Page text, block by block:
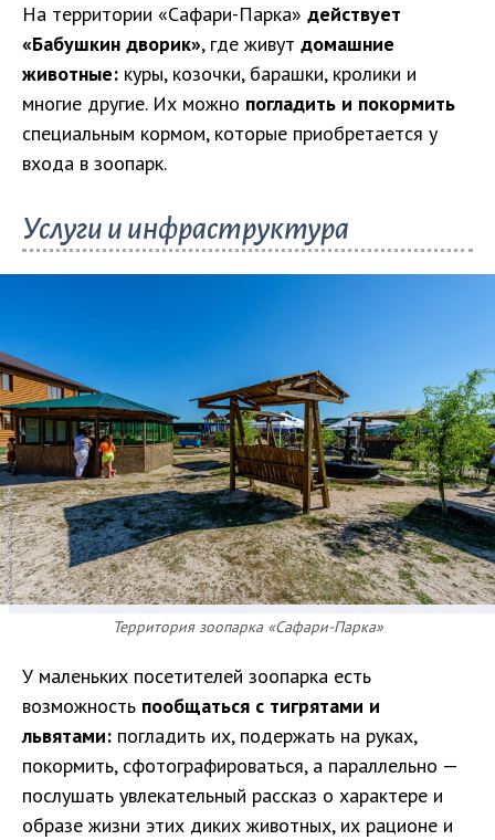
На территории «Сафари-Парка» действует
«Бабушкин дворик», где живут домашние
животные: куры, козочки, барашки, кролики и
многие другие. Их можно погладить и покормить
специальным кормом, которые приобретается у
входа в зоопарк.
Услуги и инфраструктура
Территория зоопарка «Сафари-Парка»
У маленьких посетителей зоопарка есть
возможность пообщаться с тигрятами и
львятами: погладить их, подержать на руках,
покормить, сфотографироваться, а параллельно —
послушать увлекательный рассказ о характере и
образе жизни этих диких животных, их рационе и